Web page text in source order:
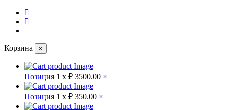
Корзина ×
Позиция 1 x ₽ 3500.00 ×
Позиция 1 x ₽ 350.00 ×